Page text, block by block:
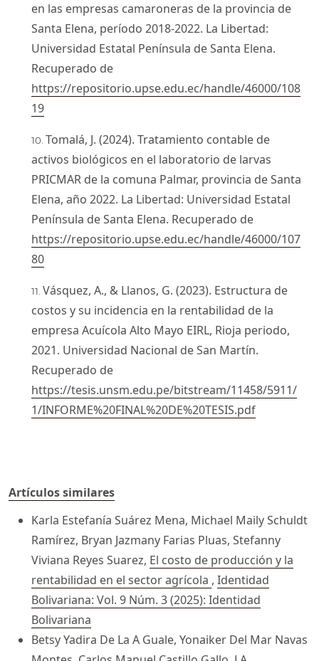
en las empresas camaroneras de la provincia de
Santa Elena, período 2018-2022. La Libertad:
Universidad Estatal Península de Santa Elena.
Recuperado de
https://repositorio.upse.edu.ec/handle/46000/108
19
Tomalá, J. (2024). Tratamiento contable de
activos biológicos en el laboratorio de larvas
PRICMAR de la comuna Palmar, provincia de Santa
Elena, año 2022. La Libertad: Universidad Estatal
Península de Santa Elena. Recuperado de
https://repositorio.upse.edu.ec/handle/46000/107
80
Vásquez, A., & Llanos, G. (2023). Estructura de
costos y su incidencia en la rentabilidad de la
empresa Acuícola Alto Mayo EIRL, Rioja periodo,
2021. Universidad Nacional de San Martín.
Recuperado de
https://tesis.unsm.edu.pe/bitstream/11458/5911/
1/INFORME%20FINAL%20DE%20TESIS.pdf
Artículos similares
Karla Estefanía Suárez Mena, Michael Maily Schuldt
Ramírez, Bryan Jazmany Farias Pluas, Stefanny
Viviana Reyes Suarez, El costo de producción y la
rentabilidad en el sector agrícola , Identidad
Bolivariana: Vol. 9 Núm. 3 (2025): Identidad
Bolivariana
Betsy Yadira De La A Guale, Yonaiker Del Mar Navas